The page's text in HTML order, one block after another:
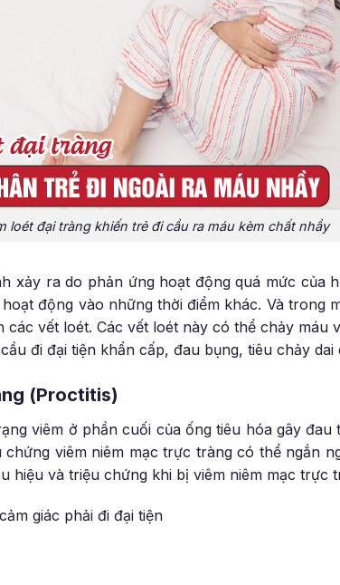
loét đại tràng khiến trẻ đi cầu ra máu kèm chất nhầy
xảy ra do phản ứng hoạt động quá mức của
động vào những thời điểm khác. Và trong
vết loét. Các vết loét này có thể chảy máu
đi đại tiện khẩn cấp, đau bụng, tiêu chảy dai
(Proctitis)
viêm ở phần cuối của ống tiêu hóa gây
chứng viêm niêm mạc trực tràng có thể ngắn
hiệu và triệu chứng khi bị viêm niêm mạc trực
giác phải đi đại tiện